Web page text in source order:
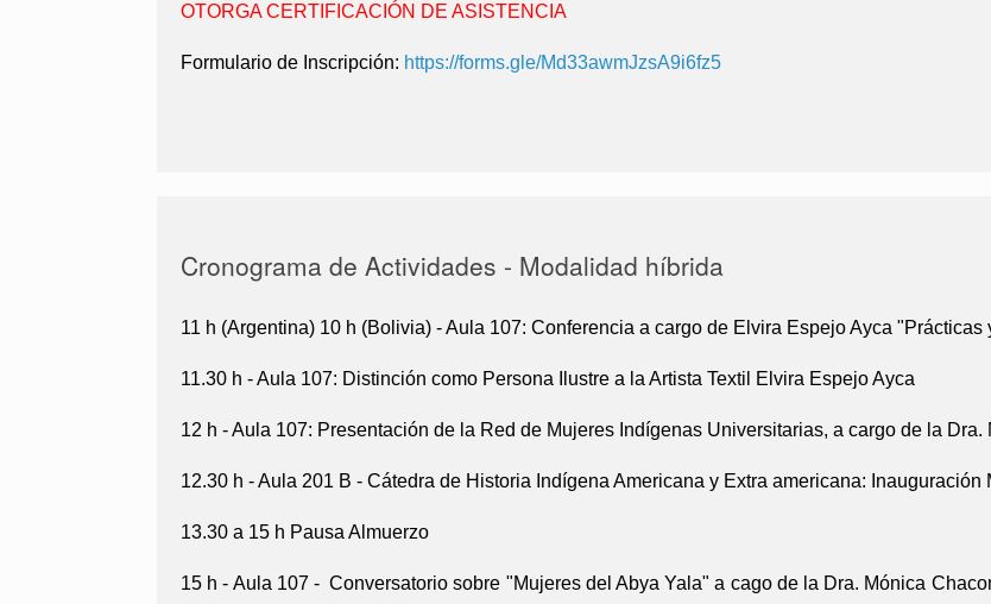
OTORGA CERTIFICACIÓN DE ASISTENCIA
Formulario de Inscripción: https://forms.gle/Md33awmJzsA9i6fz5
Cronograma de Actividades - Modalidad híbrida
11 h (Argentina) 10 h (Bolivia) - Aula 107: Conferencia a cargo de Elvira Espejo Ayca
11.30 h - Aula 107: Distinción como Persona Ilustre a la Artista Textil Elvira Espejo Ayca
12 h - Aula 107: Presentación de la Red de Mujeres Indígenas Universitarias, a cargo de la Dra.
12.30 h - Aula 201 B - Cátedra de Historia Indígena Americana y Extra americana: Inauguración
13.30 a 15 h Pausa Almuerzo
15 h - Aula 107 - Conversatorio sobre "Mujeres del Abya Yala" a cago de la Dra. Mónica